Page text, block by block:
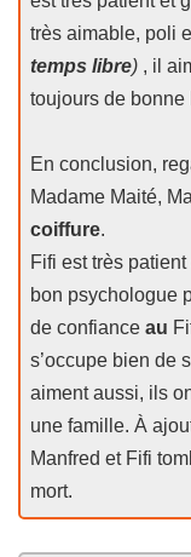
très aimable, poli
temps libre) , il
toujours de bonne
En conclusion,
Madame Maité,
coiffure.
Fifi est très
bon psychologue
de confiance au
s’occupe bien de
aiment aussi, ils
une famille. À
Manfred et Fifi
mort.